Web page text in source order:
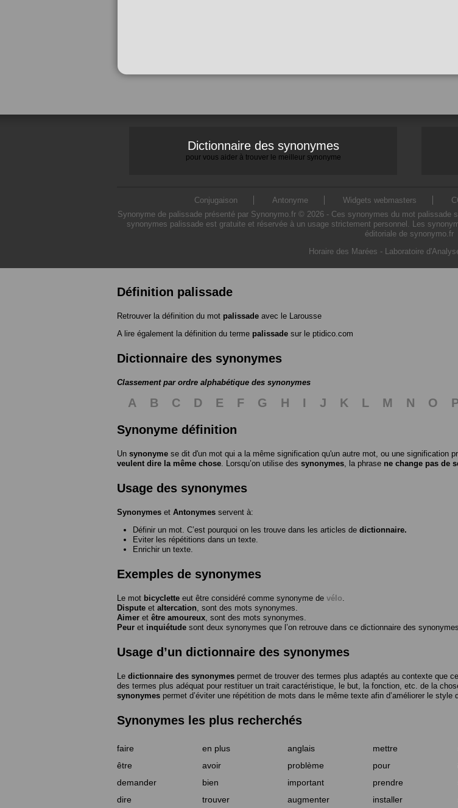
Dictionnaire des synonymes
pour vous aider à trouver le meilleur synonyme
Conjugaison Antonyme Widgets webmasters
Synonyme de palissade présenté par Synonymo.fr © 2026 - Ces synonymes du mot
synonymes palissade est gratuite et réservée à un usage strictement personnel. Les
éditoriale de synonymo.fr
Horaire des Marées - Laboratoire
Définition palissade
Retrouver la définition du mot palissade avec le Larousse
A lire également la définition du terme palissade sur le ptidico.com
Dictionnaire des synonymes
Classement par ordre alphabétique des synonymes
A B C D E F G H I J K L M N O
Synonyme définition
Un synonyme se dit d'un mot qui a la même signification qu'un autre mot, ou une signification
veulent dire la même chose . Lorsqu’on utilise des synonymes , la phrase ne change pas de
Usage des synonymes
Synonymes et Antonymes servent à:
Définir un mot. C’est pourquoi on les trouve dans les articles de dictionnaire.
Eviter les répétitions dans un texte.
Enrichir un texte.
Exemples de synonymes
Le mot bicyclette eut être considéré comme synonyme de vélo
Dispute et altercation , sont des mots synonymes.
Aimer et être amoureux , sont des mots synonymes.
Peur et inquiétude sont deux synonymes que l’on retrouve dans ce dictionnaire des
Usage d’un dictionnaire des synonymes
Le dictionnaire des synonymes permet de trouver des termes plus adaptés au contexte que
des termes plus adéquat pour restituer un trait caractéristique, le but, la fonction, etc. de la
synonymes permet d’éviter une répétition de mots dans le même texte afin d’améliorer le style
Synonymes les plus recherchés
faire en plus anglais mettre
être
avoir problème pour
demander
bien important prendre
dire
trouver augmenter installer